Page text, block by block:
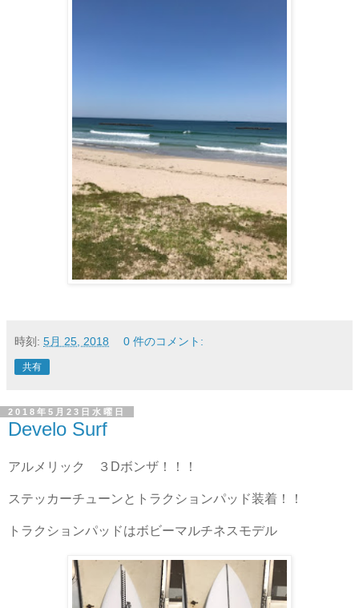
時刻: 5月 25, 2018 0 件のコメント:
共有
2018年5月23日水曜日
Develo Surf
アルメリック ３Dボンザ！！！
ステッカーチューンとトラクションパッド装着！！
トラクションパッドはボビーマルチネスモデル